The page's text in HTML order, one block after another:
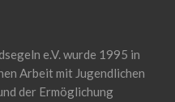
e.V. wurde 1995 in
Arbeit mit Jugendlichen
der Ermöglichung